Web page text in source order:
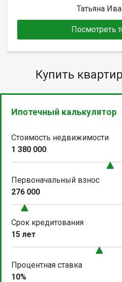
Татьяна
Посмотреть
Купить
Ипотечный калькулятор
Стоимость недвижимости
1 380 000
Первоначальный взнос
276 000
Срок кредитования
15 лет
Процентная ставка
10%